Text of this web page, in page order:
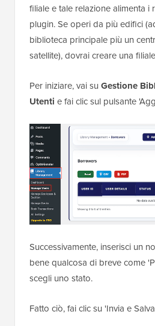
filiale e tale relazione alimenta i
plugin. Se operi da più edifici
biblioteca principale più un
satellite), dovrai creare una
Per iniziare, vai su Gestione
Utenti e fai clic sul pulsante
Successivamente, inserisci un
bene qualcosa di breve come
scegli uno stato.
Fatto ciò, fai clic su 'Invia e